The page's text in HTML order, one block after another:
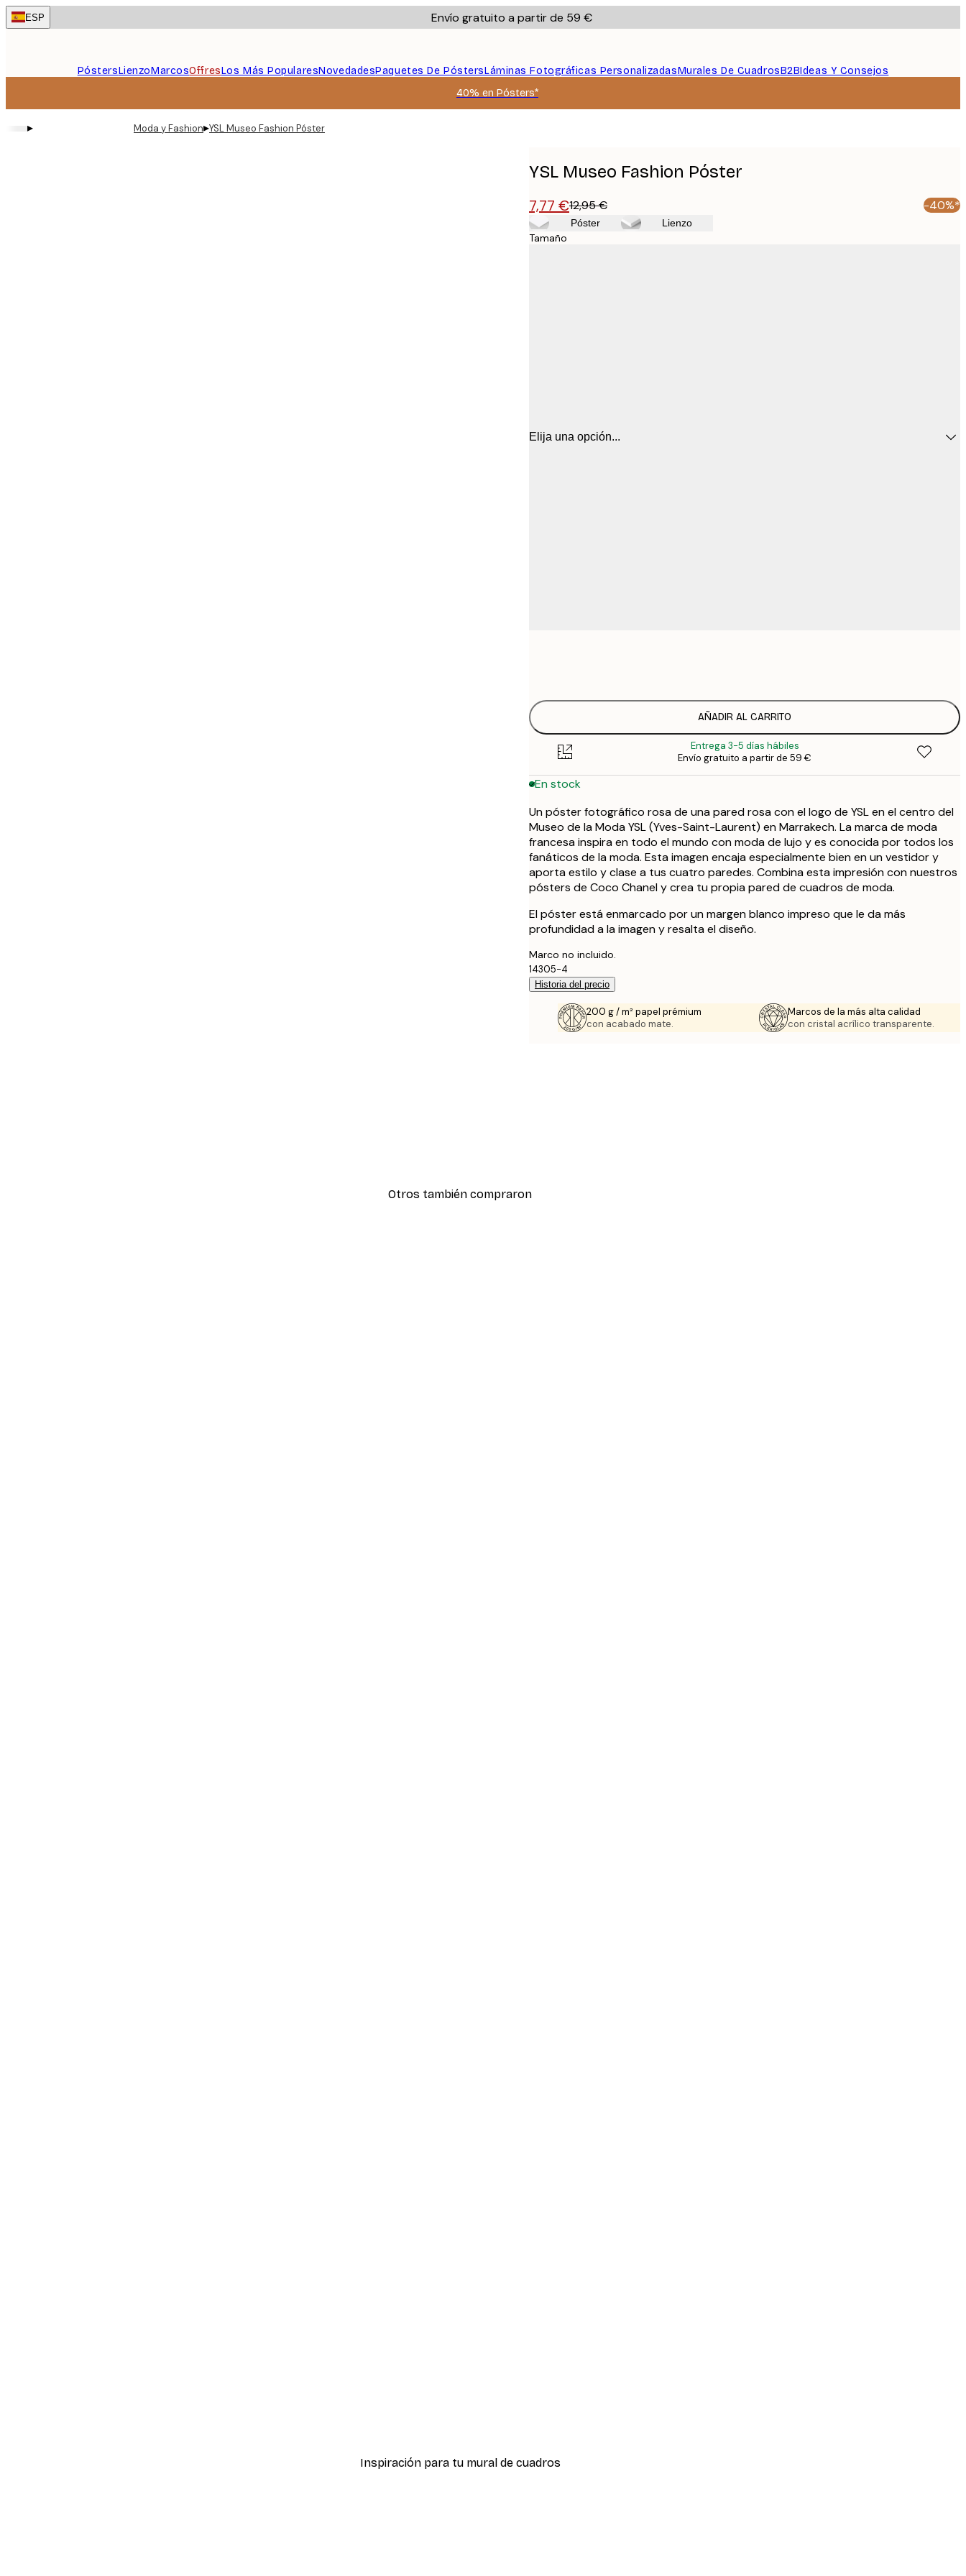
Skip
to
ESP Envío gratuito a partir de 59 €
PóstersLienzoMarcosOffresLos Más PopularesNovedadesPaquetes De PóstersLáminas Fotográficas PersonalizadasMurales De CuadrosB2BIdeas Y Consejos
40% en Pósters*
▸ Moda y Fashion▸YSL Museo Fashion Póster
YSL Museo Fashion Póster
7,77 €12,95 € -40%*
Póster Lienzo
Tamaño
Elija una opción...
AÑADIR AL CARRITO
Entrega 3-5 días hábiles
Envío gratuito a partir de 59 €
En stock
Un póster fotográfico rosa de una pared rosa con el logo de YSL en el centro del
Museo de la Moda YSL (Yves-Saint-Laurent) en Marrakech. La marca de moda
francesa inspira en todo el mundo con moda de lujo y es conocida por todos los
fanáticos de la moda. Esta imagen encaja especialmente bien en un vestidor y
aporta estilo y clase a tus cuatro paredes. Combina esta impresión con nuestros
pósters de Coco Chanel y crea tu propia pared de cuadros de moda.
El póster está enmarcado por un margen blanco impreso que le da más
profundidad a la imagen y resalta el diseño.
Marco no incluido.
14305-4
Historia del precio
200 g / m² papel prémium
con acabado mate.
Marcos de la más alta calidad
con cristal acrílico transparente.
Otros también compraron
Inspiración para tu mural de cuadros